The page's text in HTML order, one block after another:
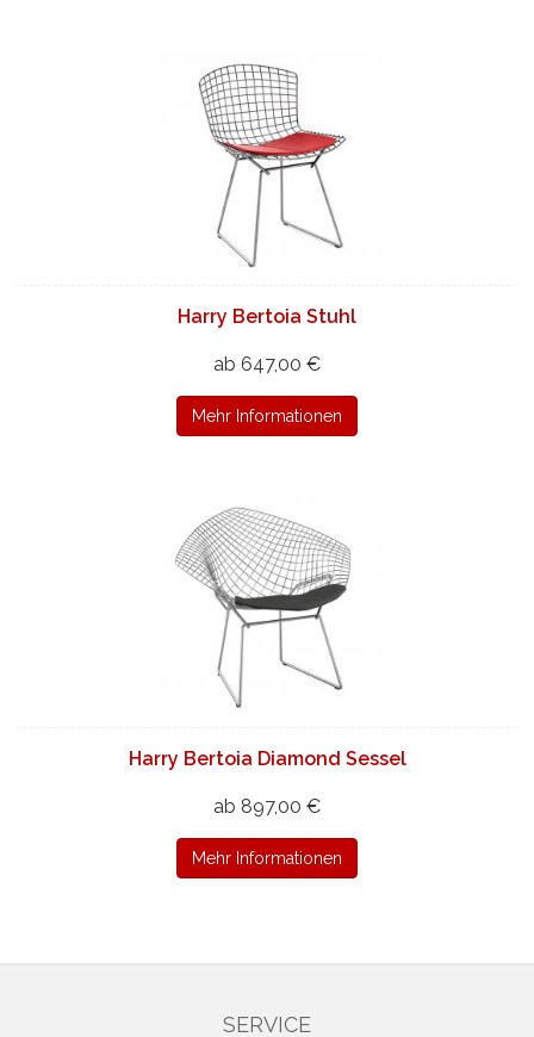
Harry Bertoia Stuhl
ab 647,00 €
Mehr Informationen
Harry Bertoia Diamond Sessel
ab 897,00 €
Mehr Informationen
SERVICE